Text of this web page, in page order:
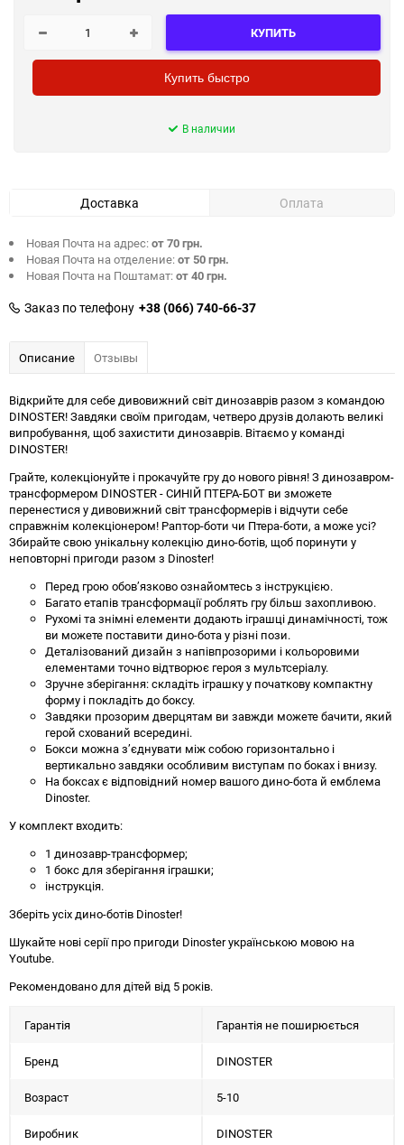
КУПИТЬ
Купить быстро
В наличии
Доставка Оплата
Новая Почта на адрес:от 70 грн.
Новая Почта на отделение:от 50 грн.
Новая Почта на Поштамат:от 40 грн.
Заказ по телефону +38 (066) 740-66-37
Описание Отзывы
Відкрийте для себе дивовижний світ динозаврів разом з командою
DINOSTER! Завдяки своїм пригодам, четверо друзів долають великі
випробування, щоб захистити динозаврів. Вітаємо у команді
DINOSTER!
Грайте, колекціонуйте і прокачуйте гру до нового рівня! З динозавром-
трансформером DINOSTER - СИНІЙ ПТЕРА-БОТ ви зможете
перенестися у дивовижний світ трансформерів і відчути себе
справжнім колекціонером! Раптор-боти чи Птера-боти, а може усі?
Збирайте свою унікальну колекцію дино-ботів, щоб поринути у
неповторні пригоди разом з Dinoster!
Перед грою обов’язково ознайомтесь з інструкцією.
Багато етапів трансформації роблять гру більш захопливою.
Рухомі та знімні елементи додають іграшці динамічності, тож
ви можете поставити дино-бота у різні пози.
Деталізований дизайн з напівпрозорими і кольоровими
елементами точно відтворює героя з мультсеріалу.
Зручне зберігання: складіть іграшку у початкову компактну
форму і покладіть до боксу.
Завдяки прозорим дверцятам ви завжди можете бачити, який
герой схований всередині.
Бокси можна з’єднувати між собою горизонтально і
вертикально завдяки особливим виступам по боках і внизу.
На боксах є відповідний номер вашого дино-бота й емблема
Dinoster.
У комплект входить:
1 динозавр-трансформер;
1 бокс для зберігання іграшки;
інструкція.
Зберіть усіх дино-ботів Dinoster!
Шукайте нові серії про пригоди Dinoster українською мовою на
Youtube.
Рекомендовано для дітей від 5 років.
Гарантія Гарантія не поширюється
Бренд DINOSTER
Возраст 5-10
Виробник DINOSTER